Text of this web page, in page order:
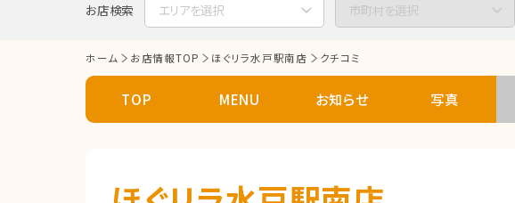
お店検索 エリアを選択 市町村を選択
ホーム お店情報TOP ほぐリラ水戸駅南店 クチコミ
TOP MENU お知らせ 写真